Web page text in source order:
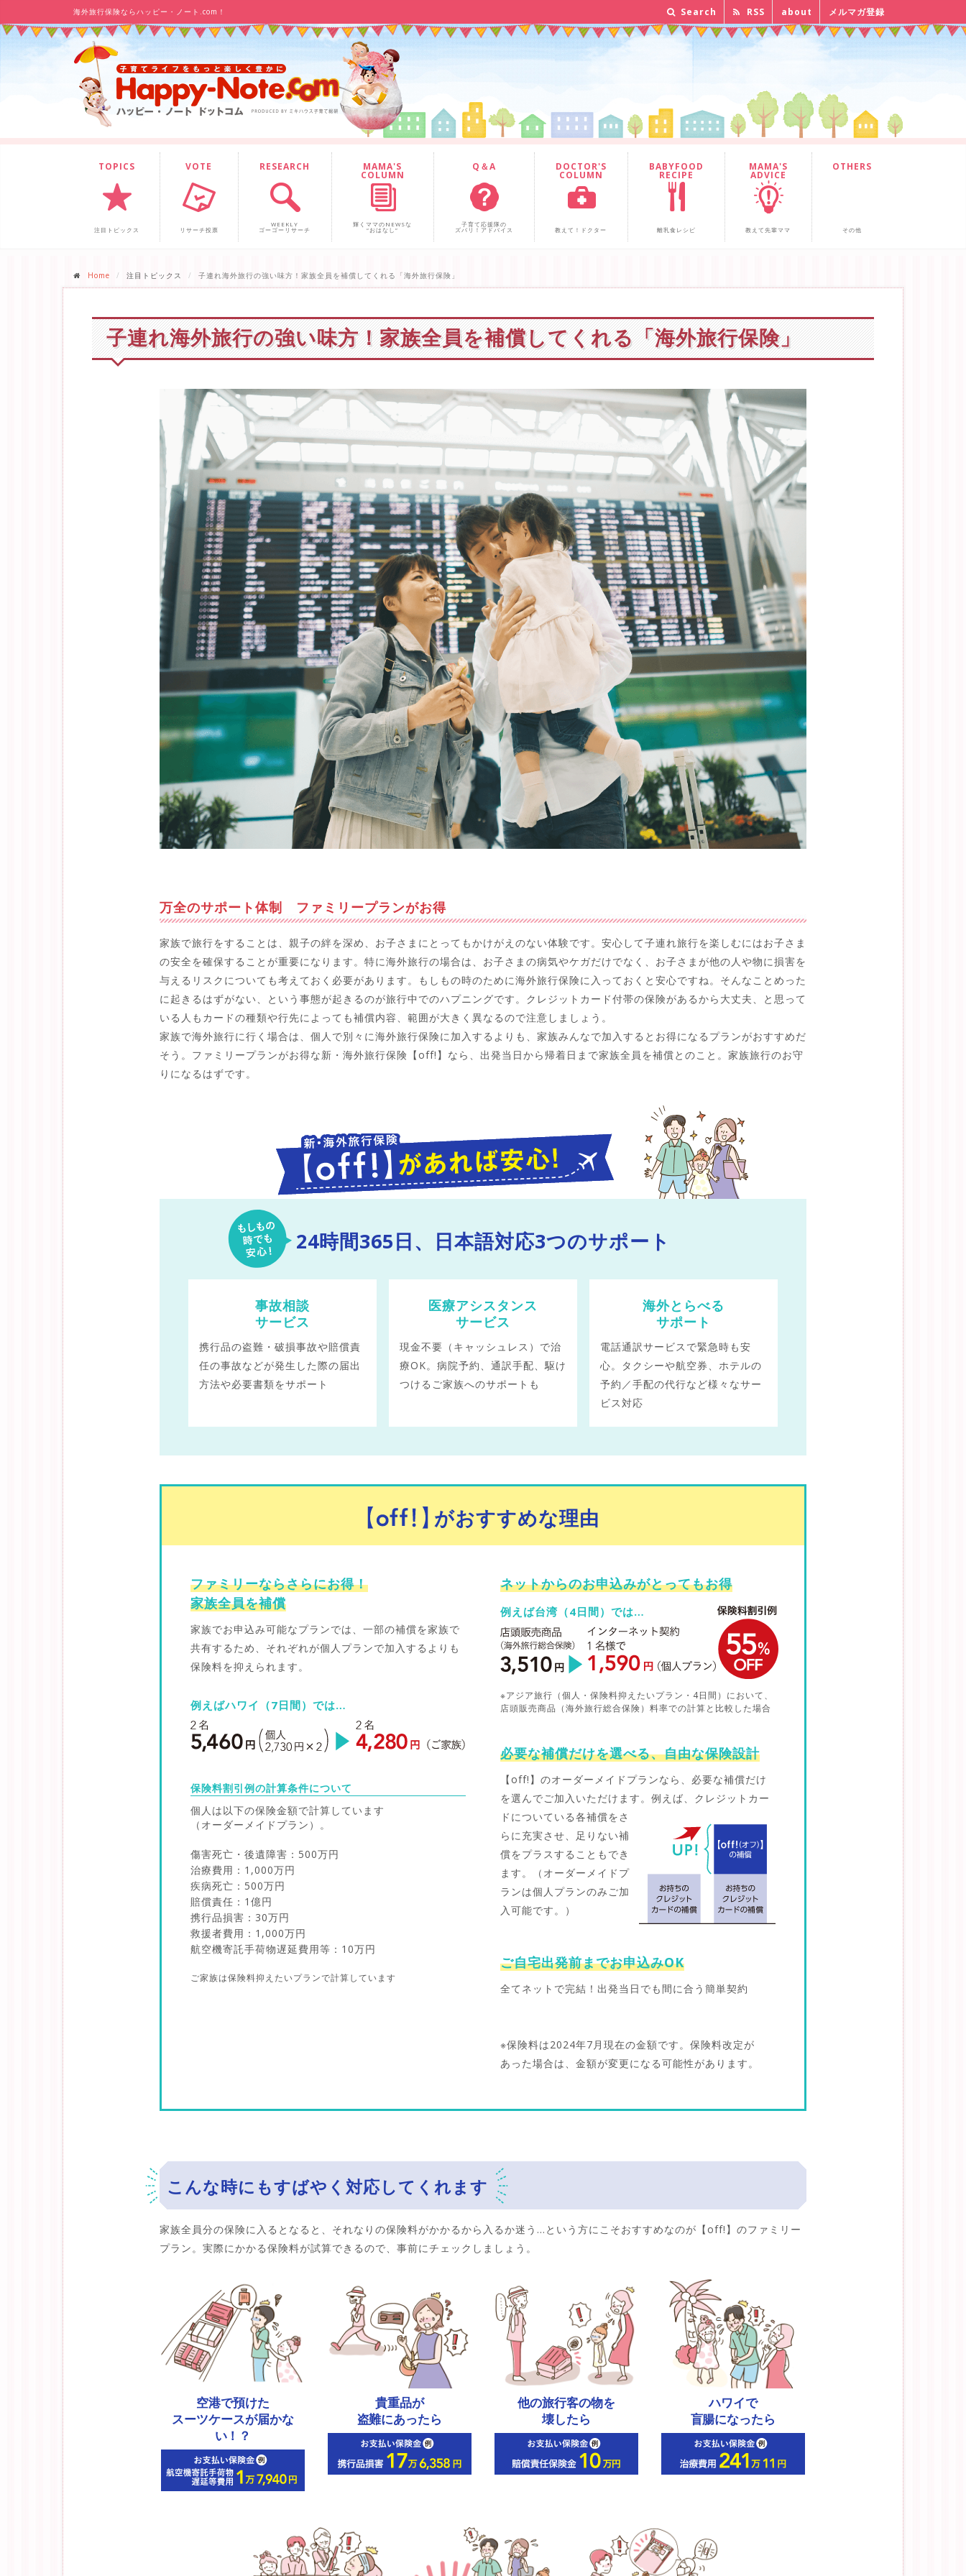
海外旅行保険ならハッピー・ノート.com！ Search RSS about メルマガ登録
TOPICS
注目トピックス
VOTE
リサーチ投票
RESEARCH
WEEKLY
ゴーゴーリサーチ
MAMA'S
COLUMN
輝くママのNEWSな
“おはなし”
Q＆A
子育て応援隊の
ズバリ！アドバイス
DOCTOR'S
COLUMN
教えて！ドクター
BABYFOOD
RECIPE
離乳食レシピ
MAMA'S
ADVICE
教えて先輩ママ
OTHERS
その他
Home 注目トピックス 子連れ海外旅行の強い味方！家族全員を補償してくれる「海外旅行保険」
子連れ海外旅行の強い味方！家族全員を補償してくれる「海外旅行保険」
万全のサポート体制 ファミリープランがお得
家族で旅行をすることは、親子の絆を深め、お子さまにとってもかけがえのない体験です。安心して子連れ旅行を楽しむにはお子さま
の安全を確保することが重要になります。特に海外旅行の場合は、お子さまの病気やケガだけでなく、お子さまが他の人や物に損害を
与えるリスクについても考えておく必要があります。もしもの時のために海外旅行保険に入っておくと安心ですね。そんなことめった
に起きるはずがない、という事態が起きるのが旅行中でのハプニングです。クレジットカード付帯の保険があるから大丈夫、と思って
いる人もカードの種類や行先によっても補償内容、範囲が大きく異なるので注意しましょう。
家族で海外旅行に行く場合は、個人で別々に海外旅行保険に加入するよりも、家族みんなで加入するとお得になるプランがおすすめだ
そう。ファミリープランがお得な新・海外旅行保険【off!】なら、出発当日から帰着日まで家族全員を補償とのこと。家族旅行のお守
りになるはずです。
24時間365日、 日本語対応3つのサポート
事故相談
サービス
携行品の盗難・破損事故や賠償責
任の事故などが発生した際の届出
方法や必要書類をサポート
医療アシスタンス
サービス
現金不要（キャッシュレス）で治
療OK。病院予約、通訳手配、駆け
つけるご家族へのサポートも
海外とらべる
サポート
電話通訳サービスで緊急時も安
心。タクシーや航空券、ホテルの
予約／手配の代行など様々なサー
ビス対応
がおすすめな理由
ファミリーならさらにお得！
家族全員を補償
家族でお申込み可能なプランでは、一部の補償を家族で
共有するため、それぞれが個人プランで加入するよりも
保険料を抑えられます。
例えばハワイ（7日間）では…
保険料割引例の計算条件について
個人は以下の保険金額で計算しています
（オーダーメイドプラン）。
傷害死亡・後遺障害：500万円
治療費用：1,000万円
疾病死亡：500万円
賠償責任：1億円
携行品損害：30万円
救援者費用：1,000万円
航空機寄託手荷物遅延費用等：10万円
ご家族は保険料抑えたいプランで計算しています
ネットからのお申込みがとってもお得
例えば台湾（4日間）では…
※アジア旅行（個人・保険料抑えたいプラン・4日間）において、
店頭販売商品（海外旅行総合保険）料率での計算と比較した場合
必要な補償だけを選べる、自由な保険設計
【off!】のオーダーメイドプランなら、必要な補償だけ
を選んでご加入いただけます。例えば、クレジットカー
ドについている各補償をさ
らに充実させ、足りない補
償をプラスすることもでき
ます。（オーダーメイドプ
ランは個人プランのみご加
入可能です。）
ご自宅出発前までお申込みOK
全てネットで完結！出発当日でも間に合う簡単契約
※保険料は2024年7月現在の金額です。保険料改定が
あった場合は、金額が変更になる可能性があります。
こんな時にもすばやく対応してくれます
家族全員分の保険に入るとなると、それなりの保険料がかかるから入るか迷う…という方にこそおすすめなのが【off!】のファミリー
プラン。実際にかかる保険料が試算できるので、事前にチェックしましょう。
空港で預けた
スーツケースが届かな
い！？
貴重品が
盗難にあったら
他の旅行客の物を
壊したら
ハワイで
盲腸になったら